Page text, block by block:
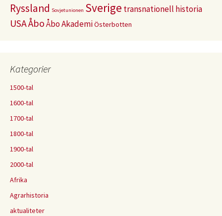
Ryssland Sovjetunionen Sverige transnationell historia
USAÅboÅbo AkademiÖsterbotten
Kategorier
1500-tal
1600-tal
1700-tal
1800-tal
1900-tal
2000-tal
Afrika
Agrarhistoria
aktualiteter